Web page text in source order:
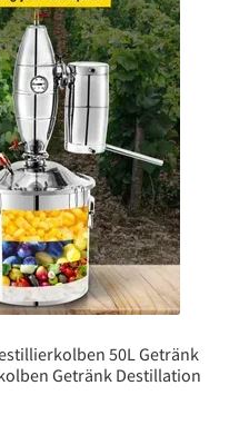
50L Getränk
Getränk Destillation